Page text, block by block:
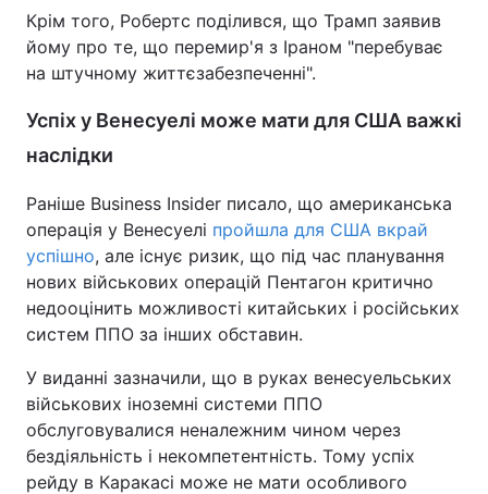
Крім того, Робертс поділився, що Трамп заявив
йому про те, що перемир'я з Іраном "перебуває
на штучному життєзабезпеченні".
Успіх у Венесуелі може мати для США важкі
наслідки
Раніше Business Insider писало, що американська
операція у Венесуелі пройшла для США вкрай
успішно, але існує ризик, що під час планування
нових військових операцій Пентагон критично
недооцінить можливості китайських і російських
систем ППО за інших обставин.
У виданні зазначили, що в руках венесуельських
військових іноземні системи ППО
обслуговувалися неналежним чином через
бездіяльність і некомпетентність. Тому успіх
рейду в Каракасі може не мати особливого